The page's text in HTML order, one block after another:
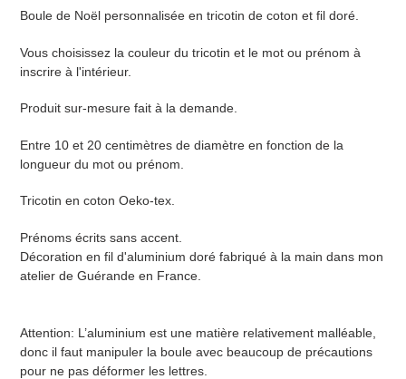
à
votre
Boule de Noël personnalisée en tricotin de coton et fil doré.
Vous choisissez la couleur du tricotin et le mot ou prénom à
inscrire à l'intérieur.
Produit sur-mesure fait à la demande.
Entre 10 et 20 centimètres de diamètre en fonction de la
longueur du mot ou prénom.
Tricotin en coton Oeko-tex.
Prénoms écrits sans accent.
Décoration en fil d'aluminium doré fabriqué à la main dans mon
atelier de Guérande en France.
Attention: L’aluminium est une matière relativement malléable,
donc il faut manipuler la boule avec beaucoup de précautions
pour ne pas déformer les lettres.